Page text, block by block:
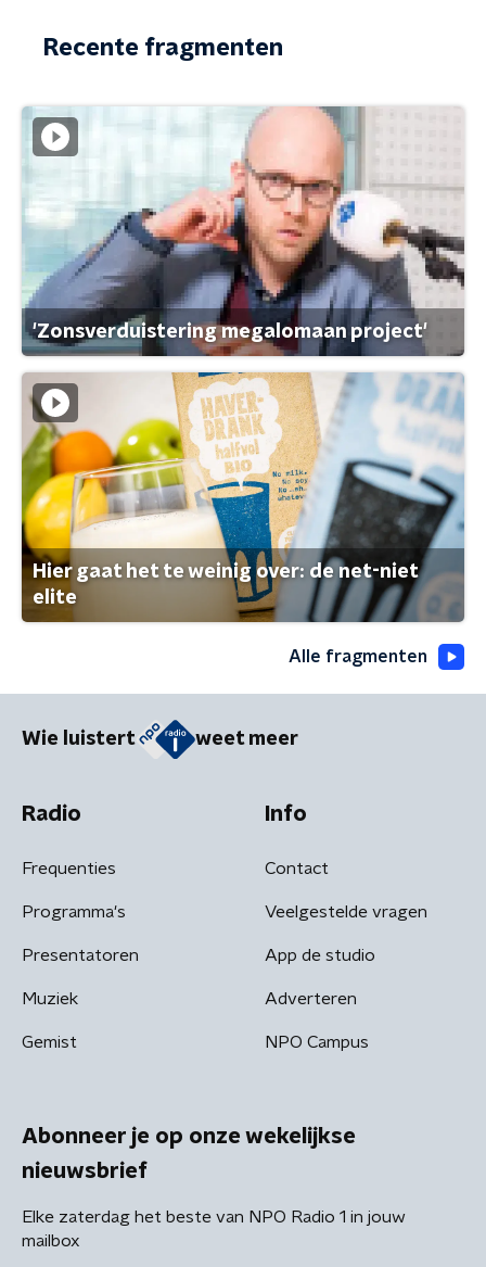
Recente fragmenten
'Zonsverduistering megalomaan project'
Hier gaat het te weinig over: de net-niet
elite
Alle fragmenten
Wie luistert weet meer
Radio
Frequenties
Programma's
Presentatoren
Muziek
Gemist
Info
Contact
Veelgestelde vragen
App de studio
Adverteren
NPO Campus
Abonneer je op onze wekelijkse
nieuwsbrief
Elke zaterdag het beste van NPO Radio 1 in jouw
mailbox